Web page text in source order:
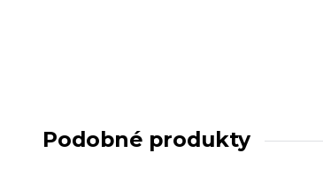
Podobné produkty